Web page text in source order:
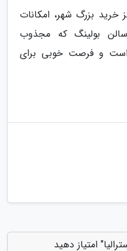
خرید بزرگ شهر، امکانات
بولینگ که مجذوب
است و فرصت خوبی برای
امتیاز دهید